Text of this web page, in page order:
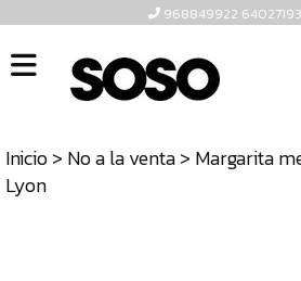
968849922
INICIO
TIENDA
CONTACTO
Inicio> No a la venta> Margarita
Lyon